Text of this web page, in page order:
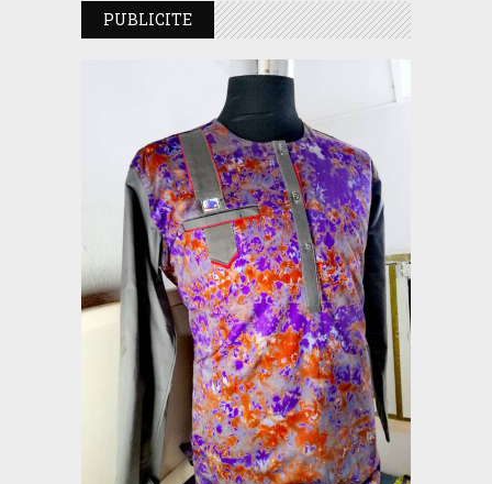
PUBLICITE